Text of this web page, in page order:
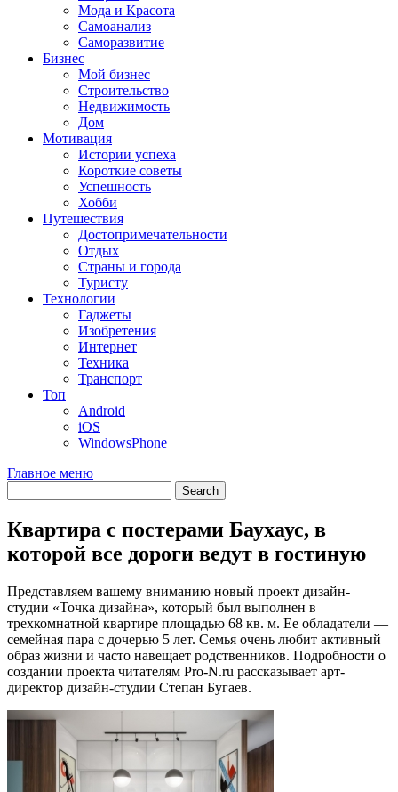
Мода и Красота
Самоанализ
Саморазвитие
Бизнес
Мой бизнес
Строительство
Недвижимость
Дом
Мотивация
Истории успеха
Короткие советы
Успешность
Хобби
Путешествия
Достопримечательности
Отдых
Страны и города
Туристу
Технологии
Гаджеты
Изобретения
Интернет
Техника
Транспорт
Топ
Android
iOS
WindowsPhone
Главное меню
Квартира с постерами Баухаус, в
которой все дороги ведут в гостиную
Представляем вашему вниманию новый проект дизайн-
студии «Точка дизайна», который был выполнен в
трехкомнатной квартире площадью 68 кв. м. Ее обладатели —
семейная пара с дочерью 5 лет. Семья очень любит активный
образ жизни и часто навещает родственников. Подробности о
создании проекта читателям Pro-N.ru рассказывает арт-
директор дизайн-студии Степан Бугаев.